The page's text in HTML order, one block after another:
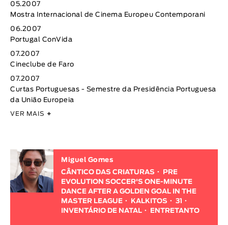
05.2007
Mostra Internacional de Cinema Europeu Contemporani
06.2007
Portugal ConVida
07.2007
Cineclube de Faro
07.2007
Curtas Portuguesas - Semestre da Presidência Portuguesa
da União Europeia
VER MAIS +
Miguel Gomes
CÂNTICO DAS CRIATURAS
PRE
EVOLUTION SOCCER'S ONE-MINUTE
DANCE AFTER A GOLDEN GOAL IN THE
MASTER LEAGUE
KALKITOS
31
INVENTÁRIO DE NATAL
ENTRETANTO